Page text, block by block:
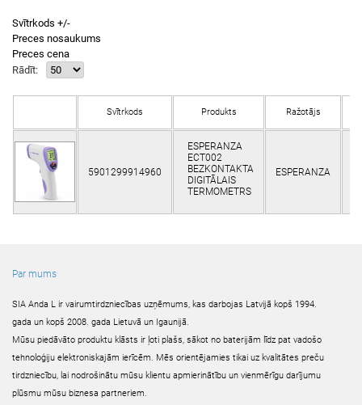
Svītrkods +/-
Preces nosaukums
Preces cena
Rādīt:
Svītrkods Produkts Ražotājs
5901299914960
ESPERANZA
ECT002
BEZKONTAKTA
DIGITĀLAIS
TERMOMETRS
ESPERANZA
Par mums
SIA Anda L ir vairumtirdzniecības uzņēmums, kas darbojas Latvijā kopš 1994.
gada un kopš 2008. gada Lietuvā un Igaunijā.
Mūsu piedāvāto produktu klāsts ir ļoti plašs, sākot no baterijām līdz pat vadošo
tehnoloģiju elektroniskajām ierīcēm. Mēs orientējamies tikai uz kvalitātes preču
tirdzniecību, lai nodrošinātu mūsu klientu apmierinātību un vienmērīgu darījumu
plūsmu mūsu biznesa partneriem.